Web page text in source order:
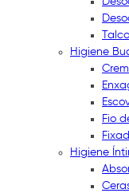
Higiene
Fio
Higiene